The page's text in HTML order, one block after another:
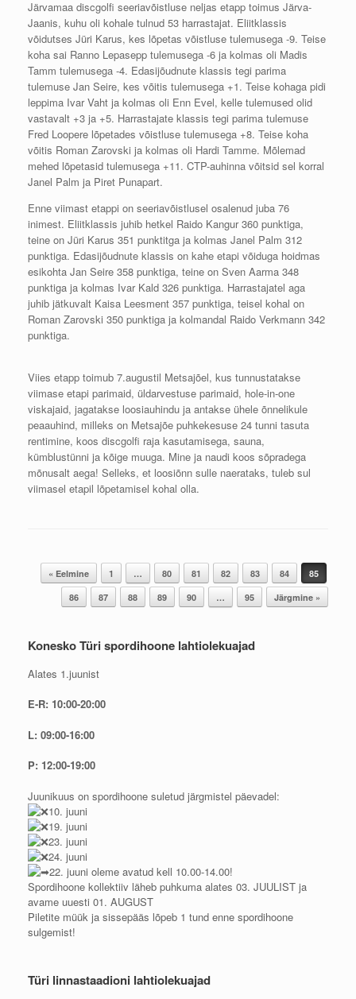
Järvamaa discgolfi seeriavõistluse neljas etapp toimus Järva-
Jaanis, kuhu oli kohale tulnud 53 harrastajat. Eliitklassis
võidutses Jüri Karus, kes lõpetas võistluse tulemusega -9. Teise
koha sai Ranno Lepasepp tulemusega -6 ja kolmas oli Madis
Tamm tulemusega -4. Edasijõudnute klassis tegi parima
tulemuse Jan Seire, kes võitis tulemusega +1. Teise kohaga pidi
leppima Ivar Vaht ja kolmas oli Enn Evel, kelle tulemused olid
vastavalt +3 ja +5. Harrastajate klassis tegi parima tulemuse
Fred Loopere lõpetades võistluse tulemusega +8. Teise koha
võitis Roman Zarovski ja kolmas oli Hardi Tamme. Mõlemad
mehed lõpetasid tulemusega +11. CTP-auhinna võitsid sel korral
Janel Palm ja Piret Punapart.
Enne viimast etappi on seeriavõistlusel osalenud juba 76
inimest. Eliitklassis juhib hetkel Raido Kangur 360 punktiga,
teine on Jüri Karus 351 punktitga ja kolmas Janel Palm 312
punktiga. Edasijõudnute klassis on kahe etapi võiduga hoidmas
esikohta Jan Seire 358 punktiga, teine on Sven Aarma 348
punktiga ja kolmas Ivar Kald 326 punktiga. Harrastajatel aga
juhib jätkuvalt Kaisa Leesment 357 punktiga, teisel kohal on
Roman Zarovski 350 punktiga ja kolmandal Raido Verkmann 342
punktiga.
Viies etapp toimub 7.augustil Metsajõel, kus tunnustatakse
viimase etapi parimaid, üldarvestuse parimaid, hole-in-one
viskajaid, jagatakse loosiauhindu ja antakse ühele õnnelikule
peaauhind, milleks on Metsajõe puhkekesuse 24 tunni tasuta
rentimine, koos discgolfi raja kasutamisega, sauna,
kümblustünni ja kõige muuga. Mine ja naudi koos sõpradega
mõnusalt aega! Selleks, et loosiõnn sulle naerataks, tuleb sul
viimasel etapil lõpetamisel kohal olla.
Post navigation
« Eelmine 1 … 80 81 82 83 84
85
86
87 88 89 90 … 95 Järgmine »
Konesko Türi spordihoone lahtiolekuajad
Alates 1.juunist
E-R: 10:00-20:00
L: 09:00-16:00
P: 12:00-19:00
Juunikuus on spordihoone suletud järgmistel päevadel:
10. juuni
19. juuni
23. juuni
24. juuni
22. juuni oleme avatud kell 10.00-14.00!
Spordihoone kollektiiv läheb puhkuma alates 03. JUULIST ja
avame uuesti 01. AUGUST
Piletite müük ja sissepääs lõpeb 1 tund enne spordihoone
sulgemist!
Türi linnastaadioni lahtiolekuajad